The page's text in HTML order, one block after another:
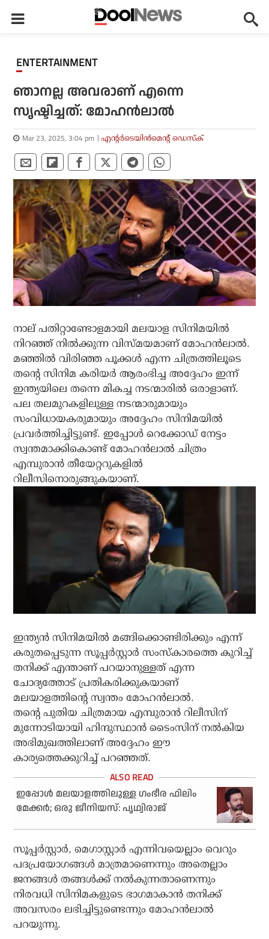
ENTERTAINMENT
ഞാനല്ല അവരാണ് എന്നെ
സൃഷ്ടിച്ചത്: മോഹന്‍ലാല്‍
Mar 23, 2025, 3:04 pm എന്റര്‍ടെയിന്‍മെന്റ് ഡെസ്‌ക്
നാല് പതിറ്റാണ്ടോളമായി മലയാള സിനിമയില്‍
നിറഞ്ഞ് നില്‍ക്കുന്ന വിസ്മയമാണ് മോഹന്‍ലാല്‍.
മഞ്ഞില്‍ വിരിഞ്ഞ പൂക്കള്‍ എന്ന ചിത്രത്തിലൂടെ
തന്റെ സിനിമ കരിയര്‍ ആരംഭിച്ച അദ്ദേഹം ഇന്ന്
ഇന്ത്യയിലെ തന്നെ മികച്ച നടന്മാരില്‍ ഒരാളാണ്.
പല തലമുറകളിലുള്ള നടന്മാരുമായും
സംവിധായകരുമായും അദ്ദേഹം സിനിമയില്‍
പ്രവര്‍ത്തിച്ചിട്ടുണ്ട്. ഇപ്പോള്‍ റെക്കോഡ് നേട്ടം
സ്വന്തമാക്കികൊണ്ട് മോഹന്‍ലാല്‍ ചിത്രം
എമ്പുരാന്‍ തീയേറ്ററുകളില്‍
റിലീസിനൊരുങ്ങുകയാണ്.
ഇന്ത്യന്‍ സിനിമയില്‍ മങ്ങിക്കൊണ്ടിരിക്കും എന്ന്
കരുതപ്പെടുന്ന സൂപ്പര്‍സ്റ്റാര്‍ സംസ്‌കാരത്തെ കുറിച്ച്
തനിക്ക് എന്താണ് പറയാനുള്ളത് എന്ന
ചോദ്യത്തോട് പ്രതികരിക്കുകയാണ്
മലയാളത്തിന്റെ സ്വന്തം മോഹന്‍ലാല്‍.
തന്റെ പുതിയ ചിത്രമായ എമ്പുരാന്‍ റിലീസിന്
മുന്നോടിയായി ഹിന്ദുസ്ഥാന്‍ ടൈംസിന് നല്‍കിയ
അഭിമുഖത്തിലാണ് അദ്ദേഹം ഈ
കാര്യത്തെക്കുറിച്ച് പറഞ്ഞത്.
ഇപ്പോള്‍ മലയാളത്തിലുള്ള ഗംഭീര ഫിലിം
മേക്കര്‍; ഒരു ജീനിയസ്: പൃഥ്വിരാജ്
സൂപ്പര്‍സ്റ്റാര്‍, മെഗാസ്റ്റാര്‍ എന്നിവയെല്ലാം വെറും
പദപ്രയോഗങ്ങള്‍ മാത്രമാണെന്നും അതെല്ലാം
ജനങ്ങള്‍ തങ്ങള്‍ക്ക് നല്‍കുന്നതാണെന്നും
നിരവധി സിനിമകളുടെ ഭാഗമാകാന്‍ തനിക്ക്
അവസരം ലഭിച്ചിട്ടുണ്ടെന്നും മോഹന്‍ലാല്‍
പറയുന്നു.